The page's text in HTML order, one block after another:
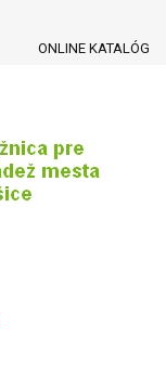
ONLINE KATALÓG